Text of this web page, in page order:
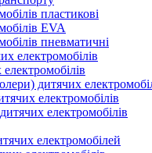
пластикові
EVA
пневматичні
дитячих
електромобілів
електромобілів
електромобілей